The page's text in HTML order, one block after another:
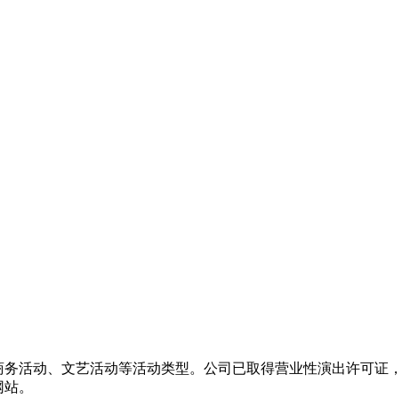
活动、文艺活动等活动类型。公司已取得营业性演出许可证，
。